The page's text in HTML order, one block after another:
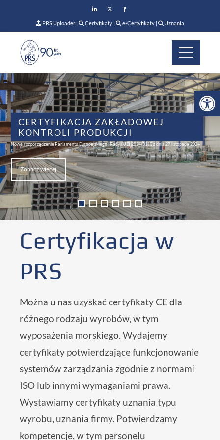
PRS Uploader | Certyfikaty | e-Certyfikaty | Uznania
CERTYFIKACJA ZAKŁADOWEJ
KONTROLI PRODUKCJI
Nowe rozporządzenie Parlamentu Europejskiego i Rady (UE) 2024/3110 z dnia 27 listopada 2024
r.
Zobacz więcej
Certyfikacja w
PRS
Można u nas uzyskać certyfikaty CE dla
różnego rodzaju wyrobów, w tym
wyposażenia morskiego. Wydajemy
certyfikaty potwierdzające funkcjonowanie
systemów zarządzania zgodnie z normami
ISO lub innymi wymaganiami prawa.
Wystawiamy certyfikaty uznania typu
wyrobu, uznania firmy. Potwierdzamy
kompetencje, w tym personelu
Certyfikacja systemów zarządzania